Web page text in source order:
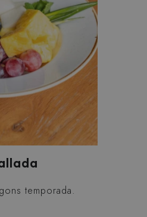
temporada.